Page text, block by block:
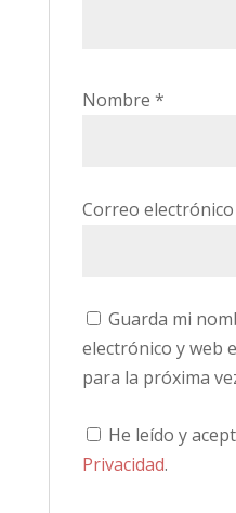
Nombre *
Correo electrónico
Guarda mi
electrónico y web
para la próxima
He leído y
Privacidad.